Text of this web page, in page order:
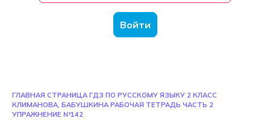
Войти
ГЛАВНАЯ СТРАНИЦА ГДЗ ПО РУССКОМУ ЯЗЫКУ 2 КЛАСС
КЛИМАНОВА, БАБУШКИНА РАБОЧАЯ ТЕТРАДЬ ЧАСТЬ 2
УПРАЖНЕНИЕ №142